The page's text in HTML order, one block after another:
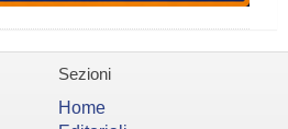
Sezioni
Home